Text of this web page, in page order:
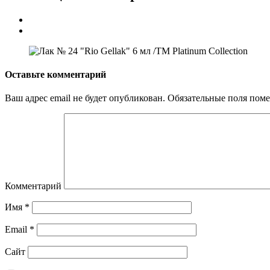
Оставьте комментарий
Ваш адрес email не будет опубликован. Обязательные поля
Комментарий
Имя *
Email *
Сайт